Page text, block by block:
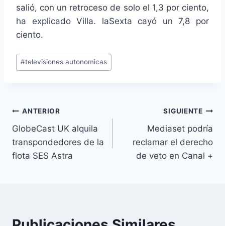
salió, con un retroceso de solo el 1,3 por ciento,
ha explicado Villa. laSexta cayó un 7,8 por
ciento.
Etiquetas
de
#televisiones autonomicas
Navegación
de
entradas
ANTERIOR
GlobeCast UK alquila
transpondedores de la
flota SES Astra
SIGUIENTE
Mediaset podría
reclamar el derecho
de veto en Canal +